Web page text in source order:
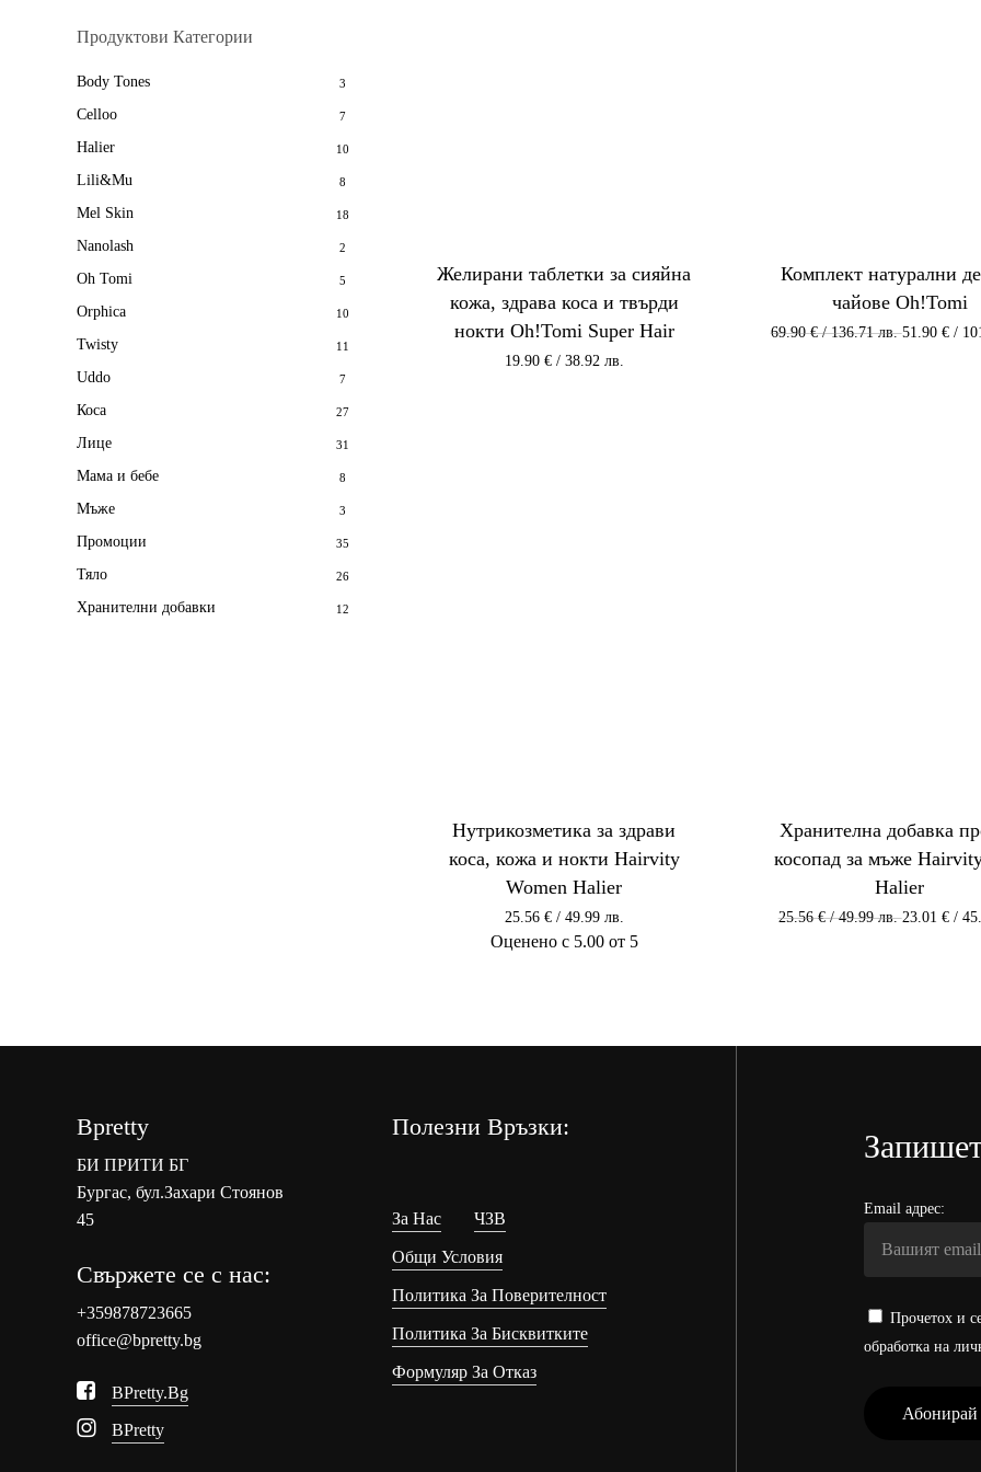
Продуктови Категории
Body Tones 3
Celloo 7
Halier 10
Lili&Mu 8
Mel Skin 18
Nanolash 2
Oh Tomi 5
Orphica 10
Twisty 11
Uddo 7
Коса 27
Лице 31
Мама и бебе 8
Мъже 3
Промоции 35
Тяло 26
Хранителни добавки 12
Желирани таблетки за сияйна
кожа, здрава коса и твърди
нокти Oh!Tomi Super Hair
19.90 €/ 38.92 лв.
Комплект натурални
чайове Oh!Tomi
69.90€/ 136.71 лв.Original
51.90 €/
Нутрикозметика за здрави
коса, кожа и нокти Hairvity
Women Halier
25.56 €/ 49.99 лв.
Оценено с 5.00от 5
Хранителна добавка
косопад за мъже
Halier
25.56€/ 49.99 лв.Original
23.01 €/
Bpretty
БИ ПРИТИ БГ
Бургас, бул.Захари Стоянов
45
Свържете се с нас:
+359878723665
office@bpretty.bg
BPretty.bg
BPretty
Полезни Връзки:
За Нас ЧЗВ
Общи Условия
Политика За Поверителност
Политика За Бисквитките
Формуляр За Отказ
Email адрес:
Прочетох и
обработка на